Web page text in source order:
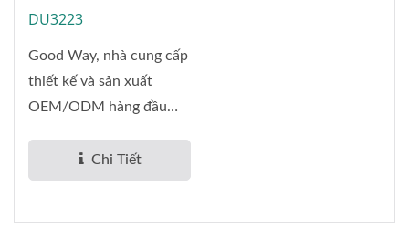
DU3223
Good Way, nhà cung cấp
thiết kế và sản xuất
OEM/ODM hàng đầu
Chi Tiết